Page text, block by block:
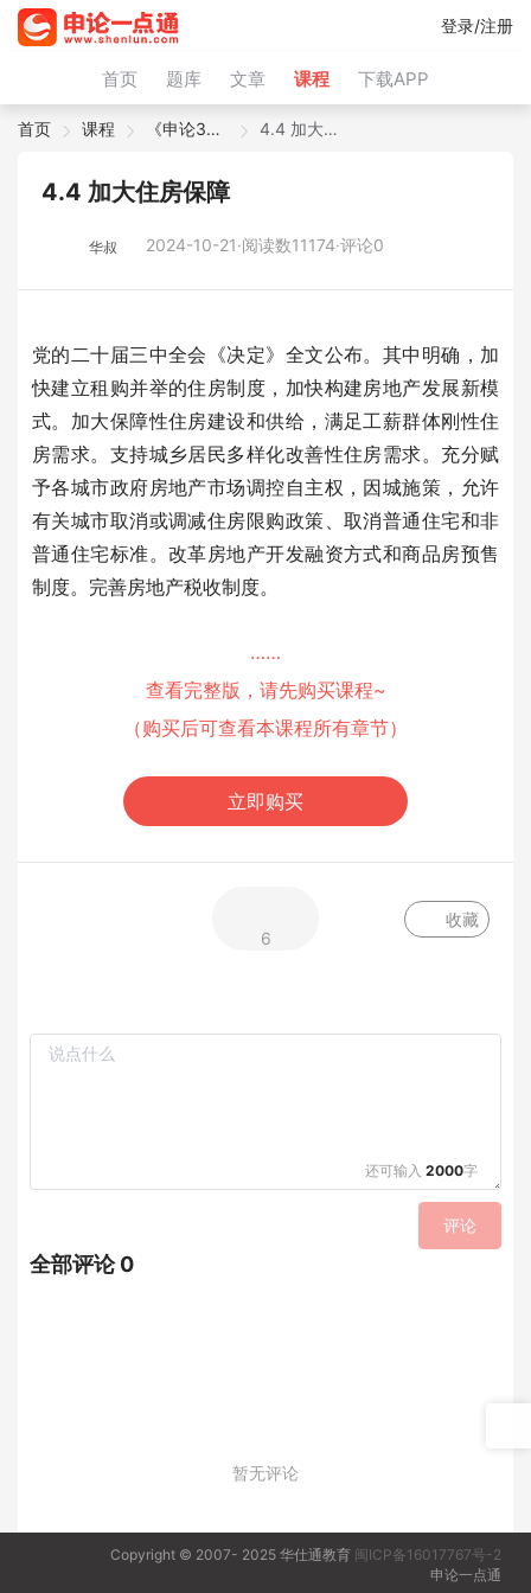
首页 题库 文章 课程 下载APP
登录/注册
首页 课程 《申论38篇》（2026年版） 4.4 加大住房保障
4.4 加大住房保障
华叔 2024-10-21·阅读数11174·评论0
党的二十届三中全会《决定》全文公布。其中明确，加
快建立租购并举的住房制度，加快构建房地产发展新模
式。加大保障性住房建设和供给，满足工薪群体刚性住
房需求。支持城乡居民多样化改善性住房需求。充分赋
予各城市政府房地产市场调控自主权，因城施策，允许
有关城市取消或调减住房限购政策、取消普通住宅和非
普通住宅标准。改革房地产开发融资方式和商品房预售
制度。完善房地产税收制度。
……
查看完整版，请先购买课程~
（购买后可查看本课程所有章节）
立即购买
6
收藏
还可输入 2000字
评论
全部评论 0
暂无评论
Copyright © 2007- 2025 华仕通教育 闽ICP备16017767号-2
申论一点通